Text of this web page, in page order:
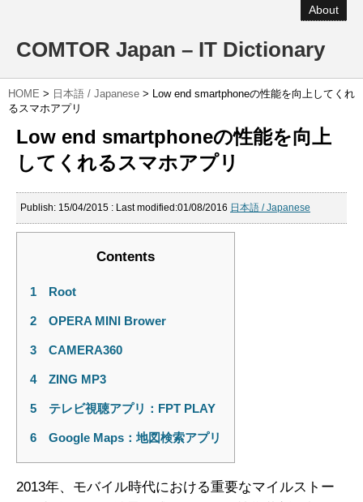
About
COMTOR Japan – IT Dictionary
HOME > 日本語 / Japanese > Low end smartphoneの性能を向上してくれ
るスマホアプリ
Low end smartphoneの性能を向上
してくれるスマホアプリ
Publish: 15/04/2015 : Last modified:01/08/2016 日本語 / Japanese
Contents
1 Root
2 OPERA MINI Brower
3 CAMERA360
4 ZING MP3
5 テレビ視聴アプリ：FPT PLAY
6 Google Maps：地図検索アプリ
2013年、モバイル時代における重要なマイルストー